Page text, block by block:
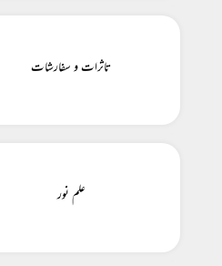
تاثرات و سفارشات
علم نور